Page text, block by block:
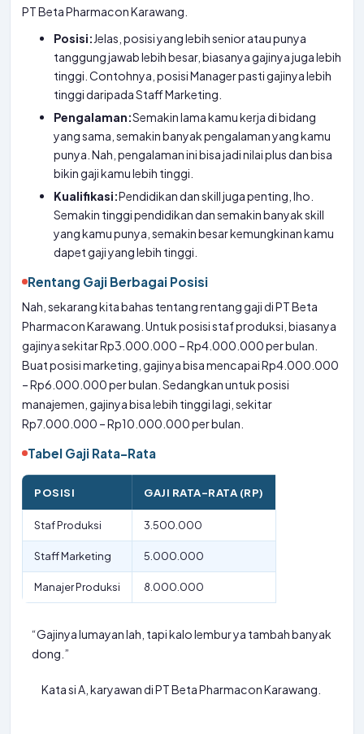
PT Beta Pharmacon Karawang.
Posisi:Jelas, posisi yang lebih senior atau punya
tanggung jawab lebih besar, biasanya gajinya juga lebih
tinggi. Contohnya, posisi Manager pasti gajinya lebih
tinggi daripada Staff Marketing.
Pengalaman:Semakin lama kamu kerja di bidang
yang sama, semakin banyak pengalaman yang kamu
punya. Nah, pengalaman ini bisa jadi nilai plus dan bisa
bikin gaji kamu lebih tinggi.
Kualifikasi:Pendidikan dan skill juga penting, lho.
Semakin tinggi pendidikan dan semakin banyak skill
yang kamu punya, semakin besar kemungkinan kamu
dapet gaji yang lebih tinggi.
Rentang Gaji Berbagai Posisi
Nah, sekarang kita bahas tentang rentang gaji di PT Beta
Pharmacon Karawang. Untuk posisi staf produksi, biasanya
gajinya sekitar Rp3.000.000 – Rp4.000.000 per bulan.
Buat posisi marketing, gajinya bisa mencapai Rp4.000.000
– Rp6.000.000 per bulan. Sedangkan untuk posisi
manajemen, gajinya bisa lebih tinggi lagi, sekitar
Rp7.000.000 – Rp10.000.000 per bulan.
Tabel Gaji Rata-Rata
POSISI GAJI RATA-RATA (RP)
Staf Produksi 3.500.000
Staff Marketing 5.000.000
Manajer Produksi 8.000.000
“Gajinya lumayan lah, tapi kalo lembur ya tambah banyak
dong.”
Kata si A, karyawan di PT Beta Pharmacon Karawang.